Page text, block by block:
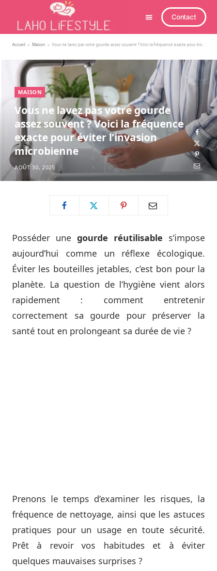
Contact
Accueil » Maison »
MAISON
Vous ne lavez pas votre gourde
assez souvent ? Voici la fréquence
exacte pour éviter l’invasion
microbienne
AOÛT 30, 2025
Posséder une gourde réutilisable s’impose
aujourd’hui comme un réflexe écologique.
Éviter les bouteilles jetables, c’est bon pour la
planète. La question de l’hygiène vient alors
rapidement : comment entretenir
correctement sa gourde pour préserver la
santé tout en prolongeant sa durée de vie ?
Prenons le temps d’examiner les risques, la
fréquence de nettoyage, ainsi que les astuces
pratiques pour un usage en toute sécurité.
Prêt à revoir vos habitudes et à éviter
quelques mauvaises surprises ?